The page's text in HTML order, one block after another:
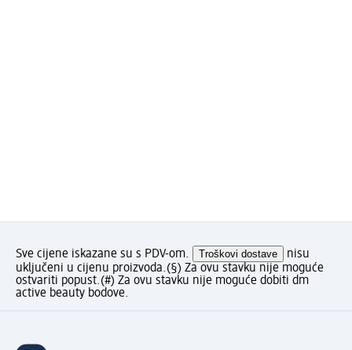
Sve cijene iskazane su s PDV-om. Troškovi dostave
nisu
uključeni u cijenu proizvoda.(§) Za ovu stavku nije moguće
ostvariti popust.(#) Za ovu stavku nije moguće dobiti dm
active beauty bodove.